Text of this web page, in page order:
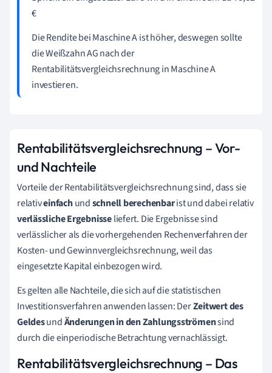
€
Die Rendite bei Maschine A ist höher, deswegen sollte
die Weißzahn AG nach der
Rentabilitätsvergleichsrechnung in Maschine A
investieren.
Rentabilitätsvergleichsrechnung – Vor-
und Nachteile
Vorteile der Rentabilitätsvergleichsrechnung sind, dass sie
relativeinfachundschnellberechenbarist und dabei relativ
verlässlicheErgebnisseliefert. Die Ergebnisse sind
verlässlicher als die vorhergehenden Rechenverfahren der
Kosten- und Gewinnvergleichsrechnung, weil das
eingesetzte Kapital einbezogen wird.
Es gelten alle Nachteile, die sich auf die statistischen
Investitionsverfahren anwenden lassen: DerZeitwert des
GeldesundÄnderungen in den Zahlungsströmensind
durch die einperiodische Betrachtung vernachlässigt.
Rentabilitätsvergleichsrechnung – Das